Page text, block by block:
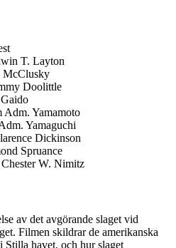
T. Layton
McClusky
Doolittle
Adm. Yamamoto
Yamaguchi
Dickinson
Spruance
W. Nimitz
av det avgörande slaget vid
Filmen skildrar de amerikanska
Stilla havet, och hur slaget